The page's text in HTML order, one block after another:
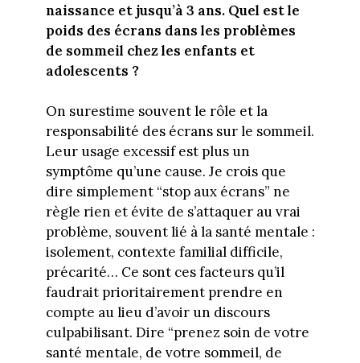
naissance et jusqu’à 3 ans. Quel est le
poids des écrans dans les problèmes
de sommeil chez les enfants et
adolescents ?
On surestime souvent le rôle et la
responsabilité des écrans sur le sommeil.
Leur usage excessif est plus un
symptôme qu’une cause. Je crois que
dire simplement “stop aux écrans” ne
règle rien et évite de s’attaquer au vrai
problème, souvent lié à la santé mentale :
isolement, contexte familial difficile,
précarité… Ce sont ces facteurs qu’il
faudrait prioritairement prendre en
compte au lieu d’avoir un discours
culpabilisant. Dire “prenez soin de votre
santé mentale, de votre sommeil, de